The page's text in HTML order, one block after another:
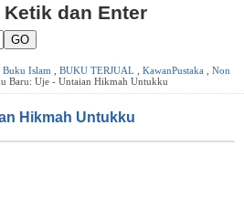
dan Enter
GO
Buku Islam BUKU TERJUAL KawanPustaka
Non
Baru: Uje - Untaian Hikmah Untukku
Hikmah Untukku